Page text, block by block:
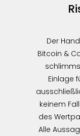
Der
Bitcoin &
Einlage
keinem
des
Alle